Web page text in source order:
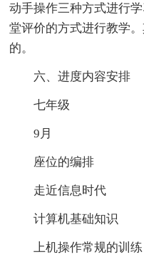
动手操作三种方式进行
堂评价的方式进行教学
的。
六、进度内容安排
七年级
9月
座位的编排
走近信息时代
计算机基础知识
上机操作常规的训练